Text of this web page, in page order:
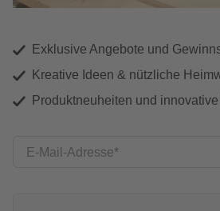
Exklusive Angebote und
Kreative Ideen & nützliche
Produktneuheiten und
E-Mail-Adresse